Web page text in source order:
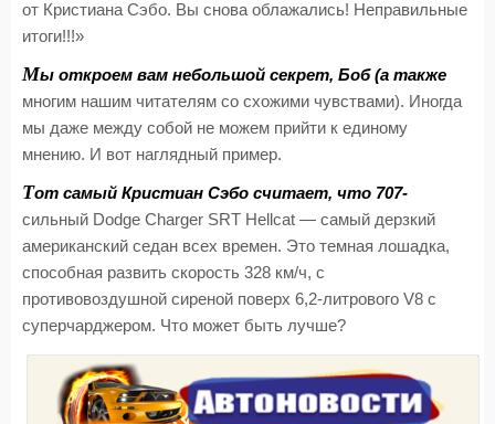
от Кристиана Сэбо. Вы снова облажались! Неправильные
итоги!!!»
Мы откроем вам небольшой секрет, Боб (а также
многим нашим читателям со схожими чувствами). Иногда
мы даже между собой не можем прийти к единому
мнению. И вот наглядный пример.
Тот самый Кристиан Сэбо считает, что 707-
сильный Dodge Charger SRT Hellcat — самый дерзкий
американский седан всех времен. Это темная лошадка,
способная развить скорость 328 км/ч, с
противовоздушной сиреной поверх 6,2-литрового V8 с
суперчарджером. Что может быть лучше?